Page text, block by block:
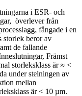
i ESR- och
överlever från
fångade i en
storlek beror av
de fallande
Främst
storleksklass är ≈ <
under stelningen av
mellan
är < 10 µm.